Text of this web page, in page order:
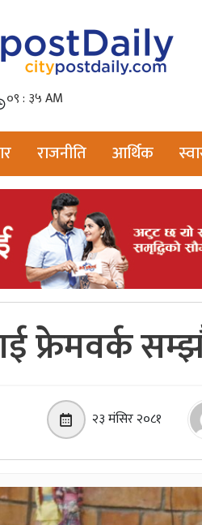
राजनीति आर्थिक
फ्रेमवर्क
२३ मंसिर २०८१